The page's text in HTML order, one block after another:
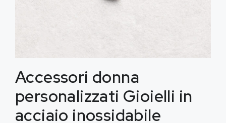
Accessori donna
personalizzati Gioielli in
acciaio inossidabile